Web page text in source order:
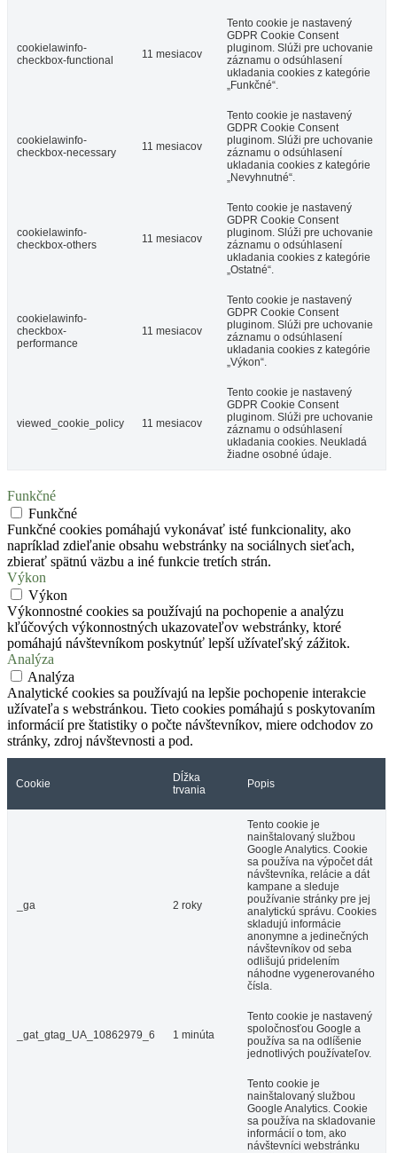
cookielawinfo-
checkbox-functional
11 mesiacov
Tento cookie je nastavený
GDPR Cookie Consent
pluginom. Slúži pre uchovanie
záznamu o odsúhlasení
ukladania cookies z kategórie
„Funkčné“.
cookielawinfo-
checkbox-necessary
11 mesiacov
Tento cookie je nastavený
GDPR Cookie Consent
pluginom. Slúži pre uchovanie
záznamu o odsúhlasení
ukladania cookies z kategórie
„Nevyhnutné“.
cookielawinfo-
checkbox-others
11 mesiacov
Tento cookie je nastavený
GDPR Cookie Consent
pluginom. Slúži pre uchovanie
záznamu o odsúhlasení
ukladania cookies z kategórie
„Ostatné“.
cookielawinfo-
checkbox-
performance
11 mesiacov
Tento cookie je nastavený
GDPR Cookie Consent
pluginom. Slúži pre uchovanie
záznamu o odsúhlasení
ukladania cookies z kategórie
„Výkon“.
viewed_cookie_policy 11 mesiacov
Tento cookie je nastavený
GDPR Cookie Consent
pluginom. Slúži pre uchovanie
záznamu o odsúhlasení
ukladania cookies. Neukladá
žiadne osobné údaje.
Funkčné
Funkčné
Funkčné cookies pomáhajú vykonávať isté funkcionality, ako
napríklad zdieľanie obsahu webstránky na sociálnych sieťach,
zbierať spätnú väzbu a iné funkcie tretích strán.
Výkon
Výkon
Výkonnostné cookies sa používajú na pochopenie a analýzu
kľúčových výkonnostných ukazovateľov webstránky, ktoré
pomáhajú návštevníkom poskytnúť lepší užívateľský zážitok.
Analýza
Analýza
Analytické cookies sa používajú na lepšie pochopenie interakcie
užívateľa s webstránkou. Tieto cookies pomáhajú s poskytovaním
informácií pre štatistiky o počte návštevníkov, miere odchodov zo
stránky, zdroj návštevnosti a pod.
Cookie
Dĺžka
trvania
Popis
_ga 2 roky
Tento cookie je
nainštalovaný službou
Google Analytics. Cookie
sa používa na výpočet dát
návštevníka, relácie a dát
kampane a sleduje
používanie stránky pre jej
analytickú správu. Cookies
skladujú informácie
anonymne a jedinečných
návštevníkov od seba
odlišujú pridelením
náhodne vygenerovaného
čísla.
_gat_gtag_UA_10862979_6 1 minúta
Tento cookie je nastavený
spoločnosťou Google a
používa sa na odlíšenie
jednotlivých používateľov.
Tento cookie je
nainštalovaný službou
Google Analytics. Cookie
sa používa na skladovanie
informácií o tom, ako
návštevníci webstránku